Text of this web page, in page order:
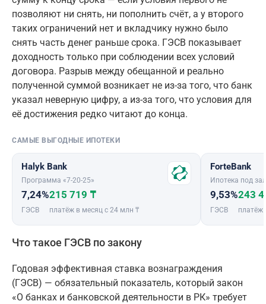
позволяют ни снять, ни пополнить счёт, а у второго
таких ограничений нет и вкладчику нужно было
снять часть денег раньше срока. ГЭСВ показывает
доходность только при соблюдении всех условий
договора. Разрыв между обещанной и реально
полученной суммой возникает не из-за того, что банк
указал неверную цифру, а из-за того, что условия для
её достижения редко читают до конца.
САМЫЕ ВЫГОДНЫЕ ИПОТЕКИ
Halyk Bank
Программа «7-20-25»
7,24%
ГЭСВ
215 719 ₸
платёж в месяц с 24 млн ₸
ForteBank
Ипотека под
9,53%
ГЭСВ
243
платёж
Что такое ГЭСВ по закону
Годовая эффективная ставка вознаграждения
(ГЭСВ) — обязательный показатель, который закон
«О банках и банковской деятельности в РК» требует